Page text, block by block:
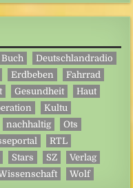
Buch
Deutschlandradio
Erdbeben
Fahrrad
Gesundheit
Haut
Kultu
nachhaltig
Ots
RTL
Stars SZ
Verlag
Wolf